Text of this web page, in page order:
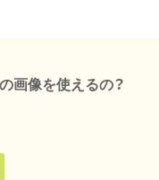
画像を使えるの？